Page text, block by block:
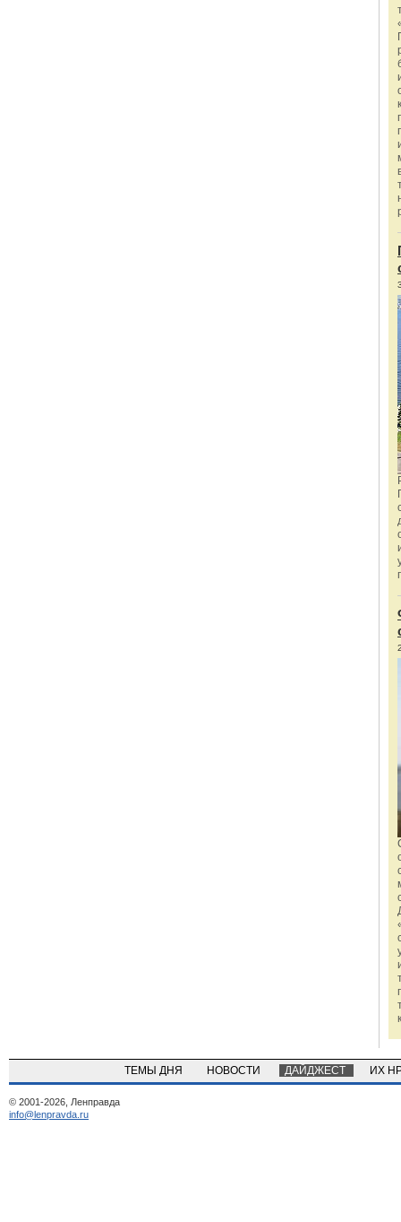
ТЕМЫ ДНЯ НОВОСТИ ДАЙДЖЕСТ ИХ
© 2001-2026, Ленправда
info@lenpravda.ru